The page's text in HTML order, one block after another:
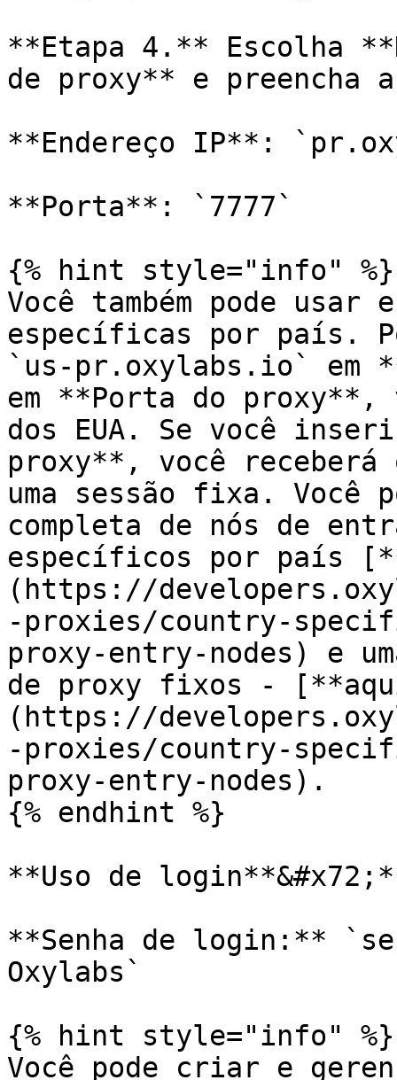
**Etapa 4.** Escolha
de proxy** e preencha
**Endereço IP**:
**Porta**: `7777`
{% hint style="info" %}
Você também pode
específicas por país.
`us-pr.oxylabs.io` em
em **Porta do proxy**,
dos EUA. Se você
proxy**, você receberá
uma sessão fixa. Você
completa de nós de
específicos por país
(https://
-proxies/country-
proxy-entry-nodes) e
de proxy fixos -
(https://
-proxies/country-
proxy-entry-nodes).
{% endhint %}
**Uso de
**Senha de login:**
Oxylabs`
{% hint style="info" %}
Você pode criar e